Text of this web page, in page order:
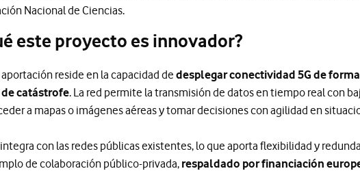
Nacional de Ciencias.
este proyecto es innovador?
reside en la capacidad de desplegar conectividad 5G de
catástrofe. La red permite la transmisión de datos en tiempo real con
a mapas o imágenes aéreas y tomar decisiones con agilidad en
con las redes públicas existentes, lo que aporta flexibilidad y
de colaboración público-privada, respaldado por financiación